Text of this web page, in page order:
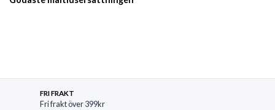
FRI FRAKT
Fri frakt över 399kr